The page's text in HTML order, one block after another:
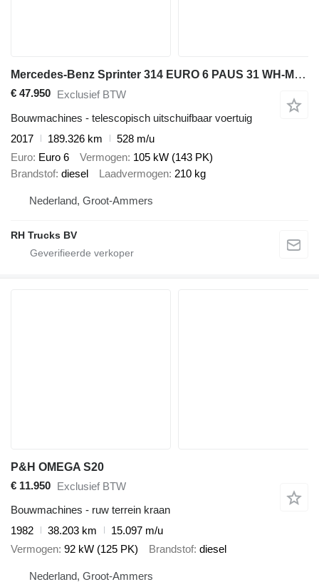
Mercedes-Benz Sprinter 314 EURO 6 PAUS 31 WH-M 2017 ONLY 528 HOURS
€ 47.950 Exclusief BTW
Bouwmachines - telescopisch uitschuifbaar voertuig
2017
189.326 km
528 m/u
Euro Euro 6 Vermogen 105 kW (143 PK)
Brandstof diesel Laadvermogen 210 kg
Nederland, Groot-Ammers
RH Trucks BV
P&H OMEGA S20
€ 11.950 Exclusief BTW
Bouwmachines - ruw terrein kraan
1982
38.203 km
15.097 m/u
Vermogen 92 kW (125 PK) Brandstof diesel
Nederland, Groot-Ammers